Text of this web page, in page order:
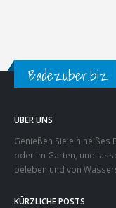
Badezuber.biz
ÜBER UNS
Genießen Sie ein heißes
oder im Garten, und
beleben und von
KÜRZLICHE POSTS